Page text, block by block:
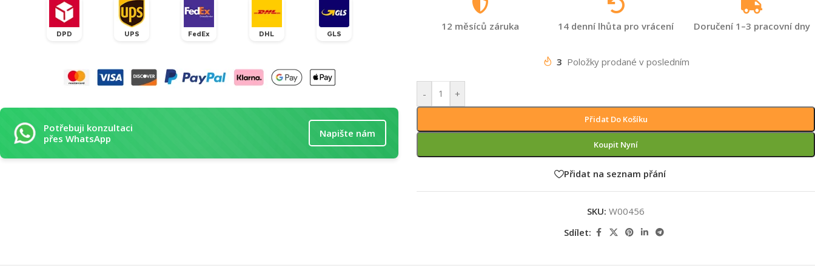
DPD UPS FedEx DHL GLS
Potřebuji konzultaci
přes WhatsApp
Napište nám
12 měsíců záruka 14 denní lhůta pro vrácení Doručení 1–3 pracovní dny
3 Položky prodané v posledním
- +
Přidat Do Košíku
Koupit Nyní
Přidat na seznam přání
SKU: W00456
Sdílet: